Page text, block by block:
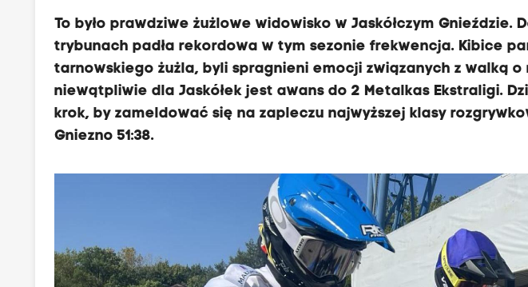
To było prawdziwe żużlowe widowisko w Jaskółczym Gnieździe.
trybunach padła rekordowa w tym sezonie frekwencja. Kibice
tarnowskiego żużla, byli spragnieni emocji związanych z walką o
niewątpliwie dla Jaskółek jest awans do 2 Metalkas Ekstraligi.
krok, by zameldować się na zapleczu najwyższej klasy
Gniezno 51:38.